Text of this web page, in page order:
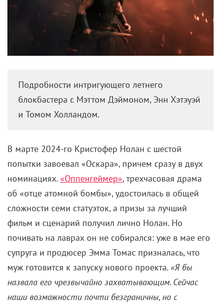
Подробности интригующего летнего
блокбастера с Мэттом Дэймоном, Энн Хэтэуэй
и Томом Холландом.
В марте 2024-го Кристофер Нолан с шестой
попытки завоевал «Оскара», причем сразу в двух
номинациях. «Оппенгеймер», трехчасовая драма
об «отце атомной бомбы», удостоилась в общей
сложности семи статуэток, а призы за лучший
фильм и сценарий получил лично Нолан. Но
почивать на лаврах он не собирался: уже в мае его
супруга и продюсер Эмма Томас призналась, что
муж готовится к запуску нового проекта. «Я бы
назвала его чрезвычайно захватывающим. Сейчас
наши возможности почти безграничны, но с